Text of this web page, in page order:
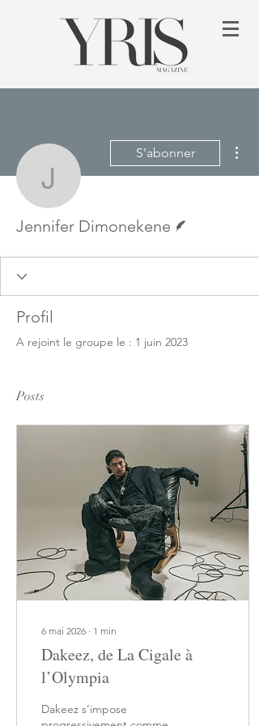
Jennifer
S'abonner
Jennifer Dimonekene
Profil
A rejoint le groupe le : 1 juin 2023
Posts
6 mai 2026 ∙ 1 min
Dakeez, de La Cigale à
l’Olympia
Dakeez s’impose